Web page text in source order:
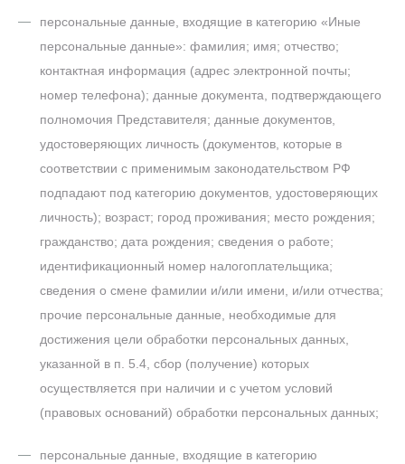
персональные данные, входящие в категорию «Иные
персональные данные»: фамилия; имя; отчество;
контактная информация (адрес электронной почты;
номер телефона); данные документа, подтверждающего
полномочия Представителя; данные документов,
удостоверяющих личность (документов, которые в
соответствии с применимым законодательством РФ
подпадают под категорию документов, удостоверяющих
личность); возраст; город проживания; место рождения;
гражданство; дата рождения; сведения о работе;
идентификационный номер налогоплательщика;
сведения о смене фамилии и/или имени, и/или отчества;
прочие персональные данные, необходимые для
достижения цели обработки персональных данных,
указанной в п. 5.4, сбор (получение) которых
осуществляется при наличии и с учетом условий
(правовых оснований) обработки персональных данных;
персональные данные, входящие в категорию